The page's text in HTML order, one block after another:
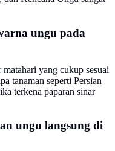
ungu pada
yang cukup sesuai
tanaman seperti Persian
terkena paparan sinar
ungu langsung di